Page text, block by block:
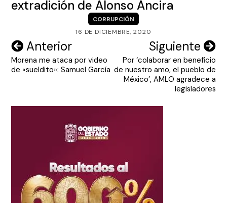
extradición de Alonso Ancira
CORRUPCIÓN
16 DE DICIEMBRE, 2020
Navegación
de
Anterior
Morena me ataca por video
de «sueldito»: Samuel García
Siguiente
Por ‘colaborar en beneficio
de nuestro amo, el pueblo de
México’, AMLO agradece a
legisladores